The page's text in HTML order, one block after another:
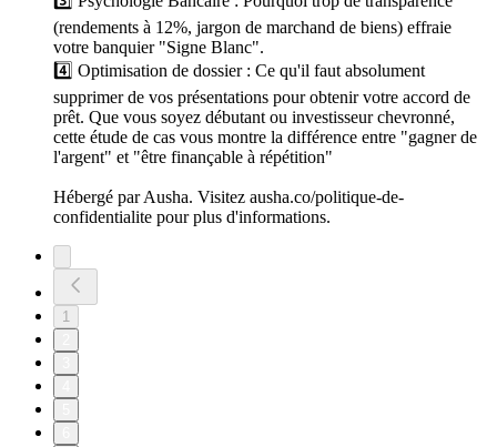
(rendements à 12%, jargon de marchand de biens) effraie
votre banquier "Signe Blanc".
4️⃣ Optimisation de dossier : Ce qu'il faut absolument
supprimer de vos présentations pour obtenir votre accord de
prêt. Que vous soyez débutant ou investisseur chevronné,
cette étude de cas vous montre la différence entre "gagner de
l'argent" et "être finançable à répétition"
Hébergé par Ausha. Visitez ausha.co/politique-de-
confidentialite pour plus d'informations.
1